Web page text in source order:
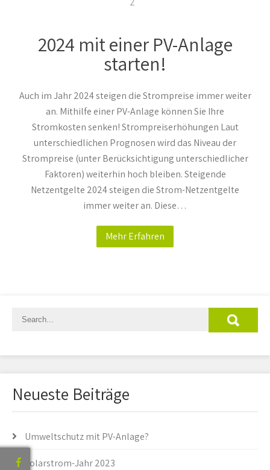
2024 mit einer PV-Anlage
starten!
Auch im Jahr 2024 steigen die Strompreise immer weiter
an. Mithilfe einer PV-Anlage können Sie Ihre
Stromkosten senken! Strompreiserhöhungen Laut
unterschiedlichen Prognosen wird das Niveau der
Strompreise (unter Berücksichtigung unterschiedlicher
Faktoren) weiterhin hoch bleiben. Steigende
Netzentgelte 2024 steigen die Strom-Netzentgelte
immer weiter an. Diese…
Mehr Erfahren
Neueste Beiträge
Umweltschutz mit PV-Anlage?
Solarstrom-Jahr 2023